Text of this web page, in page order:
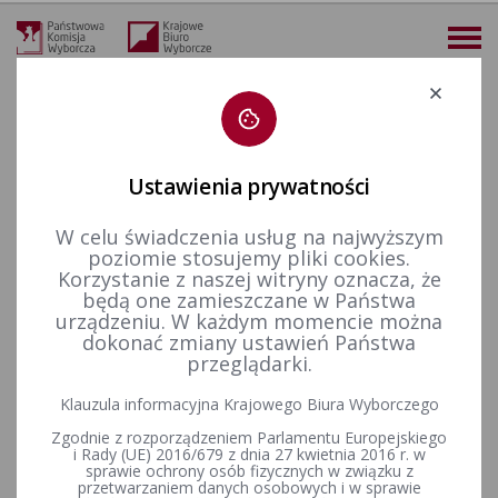
Deklaracja dostępności
więcej
Dla mediów Informacje prasowe CBOS: zaufanie do PKW w górę
CBOS: zaufanie do PKW w górę
Działalność Państwowej Komisji Wyborczej pozytywnie ocenia
ponad dwie trzecie (69%) Polaków. To o 22 pkt. proc. więcej
niż podczas ostatnich badań z ubiegłego roku. Taki wniosek
wynika z najnowszego pomiaru CBOS. To jednak nie
wszystko. 84% ankietowanych uważa, że wyniki wyborów do
Ustawienia prywatności
W celu świadczenia usług na najwyższym
poziomie stosujemy pliki cookies.
Korzystanie z naszej witryny oznacza, że
będą one zamieszczane w Państwa
urządzeniu. W każdym momencie można
dokonać zmiany ustawień Państwa
przeglądarki.
Klauzula informacyjna Krajowego Biura Wyborczego
Zgodnie z rozporządzeniem Parlamentu Europejskiego
i Rady (UE) 2016/679 z dnia 27 kwietnia 2016 r. w
sprawie ochrony osób fizycznych w związku z
przetwarzaniem danych osobowych i w sprawie